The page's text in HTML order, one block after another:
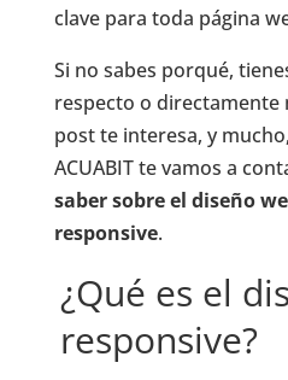
clave para toda página
Si no sabes porqué,
respecto o directamente
post te interesa, y
ACUABIT te vamos a
saber sobre el diseño
responsive.
¿Qué es el
responsive?